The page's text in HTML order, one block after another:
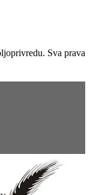
Sva prava